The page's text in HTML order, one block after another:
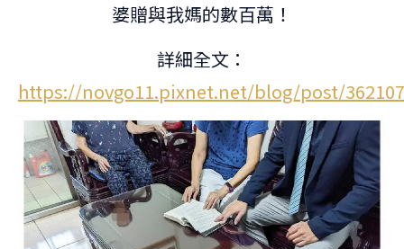
婆贈與我媽的數百萬！
詳細全文：
https://novgo11.pixnet.net/blog/post/